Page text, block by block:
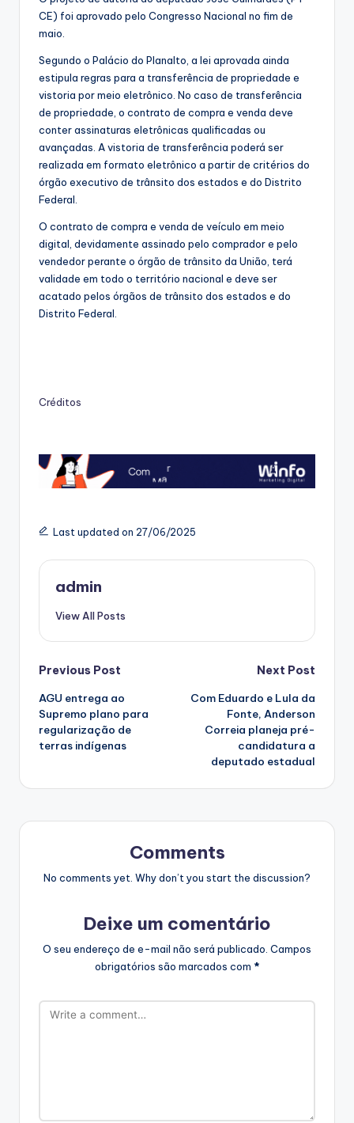
CE) foi aprovado pelo Congresso Nacional no fim de
maio.
Segundo o Palácio do Planalto, a lei aprovada ainda
estipula regras para a transferência de propriedade e
vistoria por meio eletrônico. No caso de transferência
de propriedade, o contrato de compra e venda deve
conter assinaturas eletrônicas qualificadas ou
avançadas. A vistoria de transferência poderá ser
realizada em formato eletrônico a partir de critérios do
órgão executivo de trânsito dos estados e do Distrito
Federal.
O contrato de compra e venda de veículo em meio
digital, devidamente assinado pelo comprador e pelo
vendedor perante o órgão de trânsito da União, terá
validade em todo o território nacional e deve ser
acatado pelos órgãos de trânsito dos estados e do
Distrito Federal.
Créditos
Last updated on 27/06/2025
admin
View All Posts
Post
navigation
Previous Post
AGU entrega ao
Supremo plano para
regularização de
terras indígenas
Next Post
Com Eduardo e Lula da
Fonte, Anderson
Correia planeja pré-
candidatura a
deputado estadual
Comments
No comments yet. Why don’t you start the discussion?
Deixe um comentário
O seu endereço de e-mail não será publicado. Campos
obrigatórios são marcados com *